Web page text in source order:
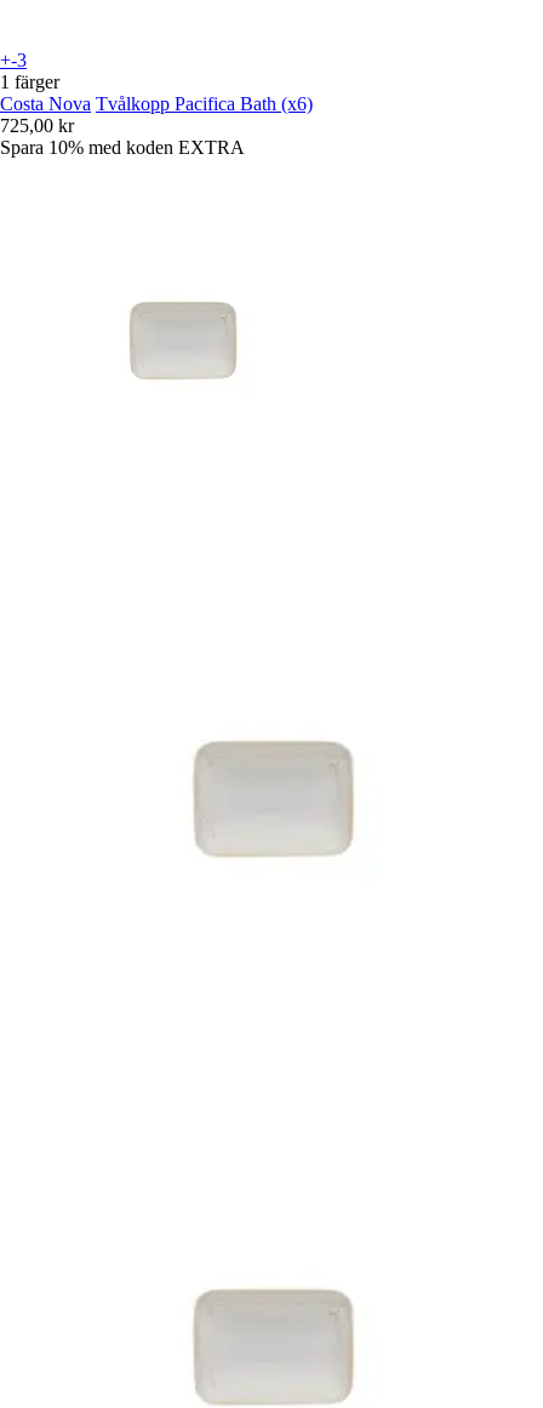
+-3
1 färger
Costa Nova Tvålkopp Pacifica Bath (x6)
725,00 kr
Spara 10% med koden EXTRA